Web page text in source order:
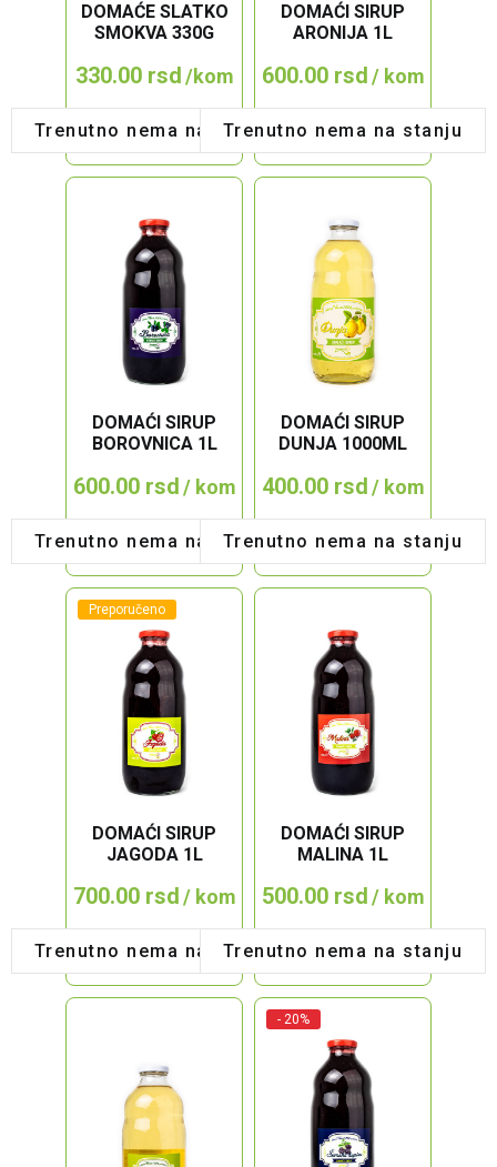
DOMAĆE SLATKO
SMOKVA 330G
330.00 rsd/kom
Trenutno nema na stanju
DOMAĆI SIRUP
ARONIJA 1L
600.00 rsd/ kom
Trenutno nema na stanju
DOMAĆI SIRUP
BOROVNICA 1L
600.00 rsd/ kom
Trenutno nema na stanju
DOMAĆI SIRUP
DUNJA 1000ML
400.00 rsd/ kom
Trenutno nema na stanju
Preporučeno
DOMAĆI SIRUP
JAGODA 1L
700.00 rsd / kom
Trenutno nema na stanju
DOMAĆI SIRUP
MALINA 1L
500.00 rsd / kom
Trenutno nema na stanju
- 20%